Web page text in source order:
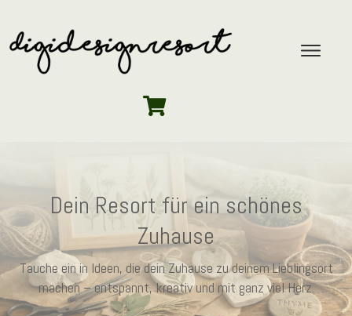
Dein Resort für ein schönes
Zuhause
Tauche ein in Ideen, die dein Zuhause zu deinem Lieblingsort
machen – entspannt, kreativ und mit ganz viel Herz.